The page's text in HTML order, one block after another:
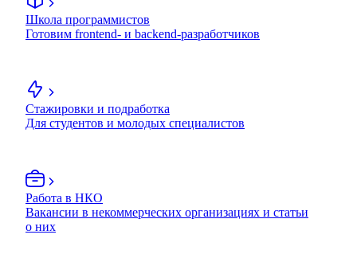
Школа программистов
Готовим frontend- и backend-разработчиков
Стажировки и подработка
Для студентов и молодых специалистов
Работа в НКО
Вакансии в некоммерческих организациях и статьи
о них